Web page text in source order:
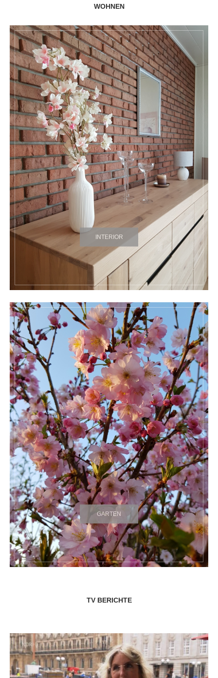
WOHNEN
INTERIOR
GARTEN
TV BERICHTE